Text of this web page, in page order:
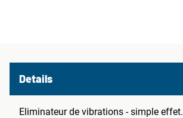
Details
Eliminateur de vibrations - simple effet.